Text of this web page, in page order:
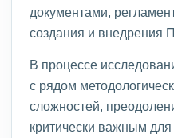
документами,
создания и внедрения
В процессе
с рядом
сложностей,
критически важным